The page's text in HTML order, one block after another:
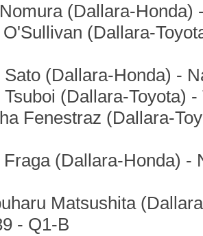
(Dallara-Honda)
(Dallara-
Sato (Dallara-Honda) -
Tsuboi (Dallara-Toyota)
Fenestraz (Dallara-
Fraga (Dallara-Honda) -
Matsushita
- Q1-B